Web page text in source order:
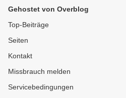
Gehostet von Overblog
Top-Beiträge
Seiten
Kontakt
Missbrauch melden
Servicebedingungen